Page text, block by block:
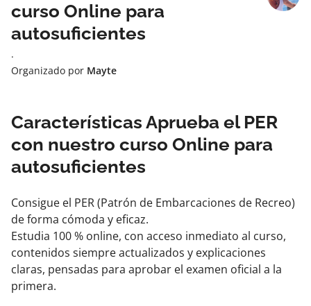
curso Online para
autosuficientes
·
Organizado por Mayte
Características Aprueba el PER
con nuestro curso Online para
autosuficientes
Consigue el PER (Patrón de Embarcaciones de Recreo)
de forma cómoda y eficaz.
Estudia 100 % online, con acceso inmediato al curso,
contenidos siempre actualizados y explicaciones
claras, pensadas para aprobar el examen oficial a la
primera.